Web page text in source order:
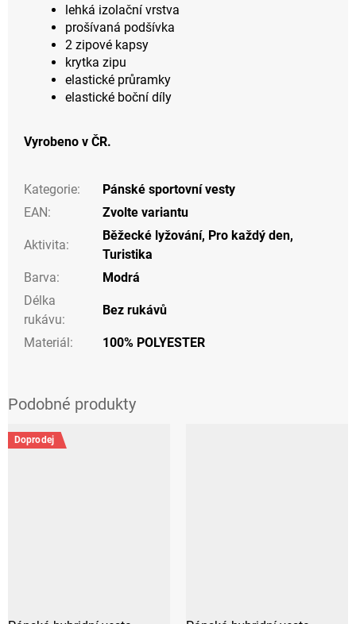
lehká izolační vrstva
prošívaná podšívka
2 zipové kapsy
krytka zipu
elastické průramky
elastické boční díly
Vyrobeno v ČR.
Kategorie:
Pánské sportovní vesty
EAN: Zvolte variantu
Aktivita:
Běžecké lyžování, Pro každý den,
Turistika
Barva:
Modrá
Délka
rukávu:
Bez rukávů
Materiál: 100% POLYESTER
Doprodej